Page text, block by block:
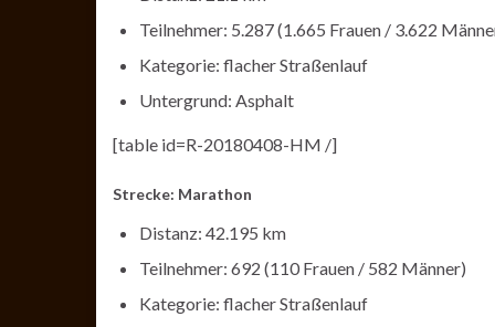
Teilnehmer: 5.287 (1.665 Frauen / 3.622
Kategorie: flacher Straßenlauf
Untergrund: Asphalt
[table id=R-20180408-HM /]
Strecke: Marathon
Distanz: 42.195 km
Teilnehmer: 692 (110 Frauen / 582 Männer)
Kategorie: flacher Straßenlauf